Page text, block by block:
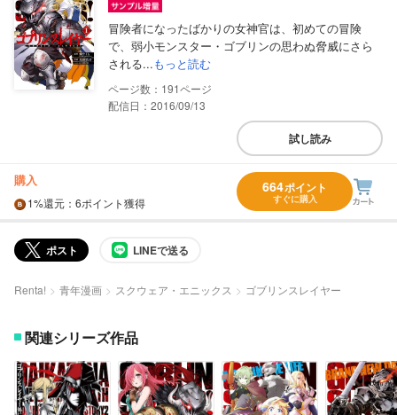
冒険者になったばかりの女神官は、初めての冒険
で、弱小モンスター・ゴブリンの思わぬ脅威にさら
される...もっと読む
191
配信日：2016/09/13
試し読み
購入
1%還元 ：6ポイント獲得
664ポイント
すぐに購入
ポスト LINEで送る
Renta! 青年漫画 スクウェア・エニックス ゴブリンスレイヤー
関連シリーズ作品